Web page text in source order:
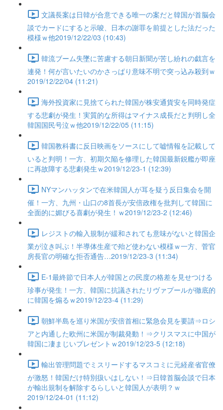
文議長案は日韓が合意できる唯一の案だと韓国が首脳会
談でカードにすると示唆、日本の謝罪を前提とした法だった
模様ｗ他2019/12/22/03 (10:43)
韓流ブーム失墜に苦慮する朝日新聞が苦し紛れの戯言を
連発！何が言いたいのかさっぱり意味不明で突っ込み殺到ｗ
2019/12/22/04 (11:21)
海外投資家に見捨てられた韓国が株安通貨安を同時発症
する悲劇が発生！実質的な所得はマイナス成長だと判明し全
韓国国民号泣ｗ他2019/12/22/05 (11:15)
韓国教科書に反日映画をソースにして嘘情報を記載して
いると判明！一方、初期欠陥を修理した韓国最新鋭艦が即座
に再故障する悲劇発生ｗ2019/12/23-1 (12:39)
NYマンハッタンで在米韓国人が耳を疑う反日集会を開
催！一方、九州・山口の8首長が安倍政権を批判して韓国に
全面的に媚びる喜劇が発生！ｗ2019/12/23-2 (12:46)
レジストの輸入規制が緩和されても意味がないと韓国企
業が泣き叫ぶ！半導体生産で殆ど使わない模様ｗ一方、菅官
房長官の明確な拒否通告…2019/12/23-3 (11:34)
E-1最終節で日本人が韓国との民度の格差を見せつける
珍事が発生！一方、韓国に抗議されたリヴァプールが徹底的
に韓国を煽るｗ2019/12/23-4 (11:29)
朝鮮半島を巡り米国が安倍首相に緊急会見を要請⇒ロシ
アと内通した欧州に米国が制裁発動！⇒クリスマスに中国が
韓国に凄まじいプレゼントｗ2019/12/23-5 (12:18)
輸出管理問題でミスリードするマスコミに元経産省官僚
が激怒！韓国だけ特別扱いはしない！⇒日韓首脳会談で日本
が輸出規制を解除するらしいと韓国人が表明？ｗ
2019/12/24-01 (11:12)